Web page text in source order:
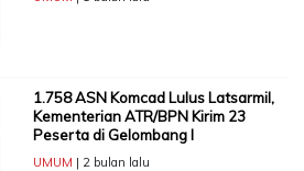
1.758 ASN Komcad Lulus Latsarmil,
Kementerian ATR/BPN Kirim 23
Peserta di Gelombang I
UMUM | 2 bulan lalu